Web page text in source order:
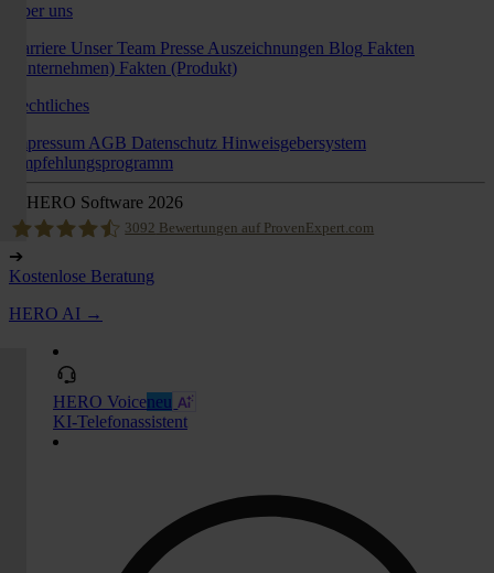
Über uns
Karriere Unser Team PresseAuszeichnungen Blog Fakten
(Unternehmen) Fakten (Produkt)
Rechtliches
ImpressumAGB Datenschutz Hinweisgebersystem
Empfehlungsprogramm
© HERO Software 2026
3092 Bewertungen auf ProvenExpert.com
➔
Kostenlose Beratung
HERO AI →
HERO Voiceneu
KI-Telefonassistent